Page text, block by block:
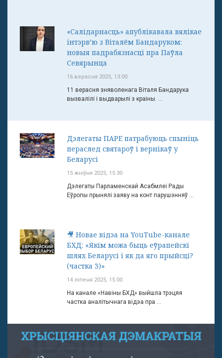
«Салідарнасць» апублікавала вялікае
інтэрв’ю з Віталём Бандаруком:
новыя падрабязнасці пра Паўла
Севярынца
16 верасня 2025, 13:00
11 верасня зняволенага Віталя Бандарука
вызвалілі і выдварылі з краіны. ...
Дэлегаты ПАРЕ патрабуюць спыніць
пераслед святароў і вернікаў у
Беларусі
15 жніўня 2025, 15:30
Дэлегаты Парламенскай Асабмлеі Рады
Еўропы прынялі заяву на конт парушэнняў ...
🎥 Новае відэа на YouTube-канале
БХД: «Якім можа быць еўрапейскі
шлях Беларусі і як да яго прыйсці?
(частка 3)»
14 ліпеня 2025, 15:00
На канале «Навіны БХД» выйшла трэцяя
частка аналітычнага відэа пра ...